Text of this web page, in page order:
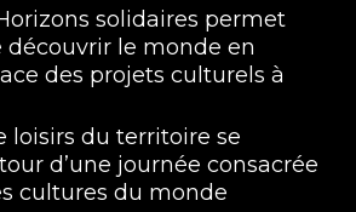
solidaires permet
découvrir le monde en
des projets culturels à
loisirs du territoire se
d’une journée consacrée
cultures du monde